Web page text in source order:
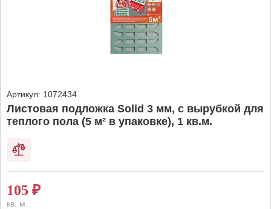
Артикул: 1072434
Листовая подложка Solid 3 мм, с вырубкой для
теплого пола (5 м² в упаковке), 1 кв.м.
105 ₽
кв. м.